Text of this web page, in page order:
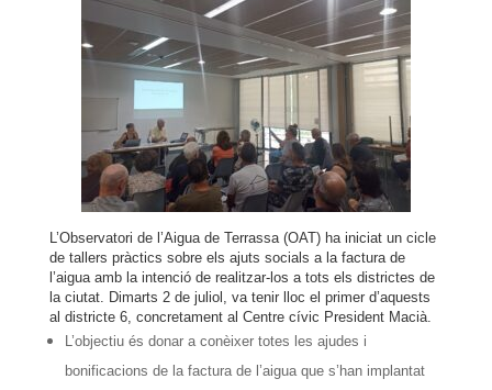
L’Observatori de l’Aigua de Terrassa (OAT) ha iniciat un cicle
de tallers pràctics sobre els ajuts socials a la factura de
l’aigua amb la intenció de realitzar-los a tots els districtes de
la ciutat. Dimarts 2 de juliol, va tenir lloc el primer d’aquests
al districte 6, concretament al Centre cívic President Macià.
L’objectiu és donar a conèixer totes les ajudes i
bonificacions de la factura de l’aigua que s’han implantat